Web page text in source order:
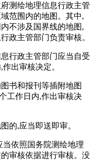
测绘地理信息行政主管
范围内的地图。其中,
不涉及国界线的地图,
政主管部门负责审核。
行政主管部门应当自受
出审核决定。
书和报刊等插附地图
工作日内,作出审核决
的,应当即送即审。
依照国务院测绘地理
审核依据进行审核。没